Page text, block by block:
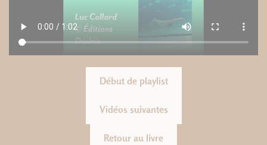
Début de playlist
Vidéos suivantes
Retour au livre